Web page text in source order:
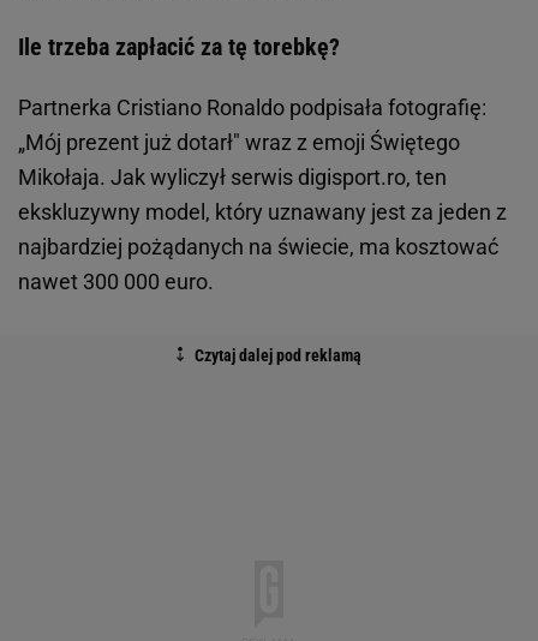
Ile trzeba zapłacić za tę torebkę?
Partnerka Cristiano Ronaldo podpisała fotografię:
„Mój prezent już dotarł" wraz z emoji Świętego
Mikołaja. Jak wyliczył serwis digisport.ro, ten
ekskluzywny model, który uznawany jest za jeden z
najbardziej pożądanych na świecie, ma kosztować
nawet 300 000 euro.